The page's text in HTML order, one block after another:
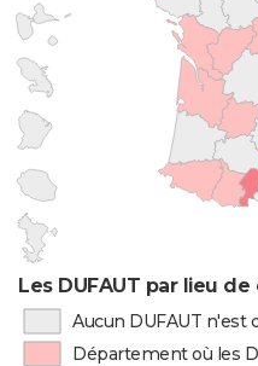
Les DUFAUT par lieu
Aucun DUFAUT n'est
Département où les